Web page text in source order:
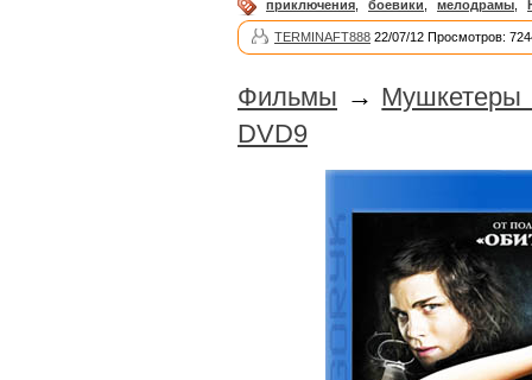
приключения боевики мелодрамы
TERMINAFT888 22/07/12 Просмотров:
Фильмы → Мушкетеры
DVD9